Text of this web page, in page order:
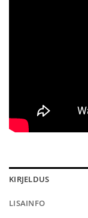
KIRJELDUS
LISAINFO